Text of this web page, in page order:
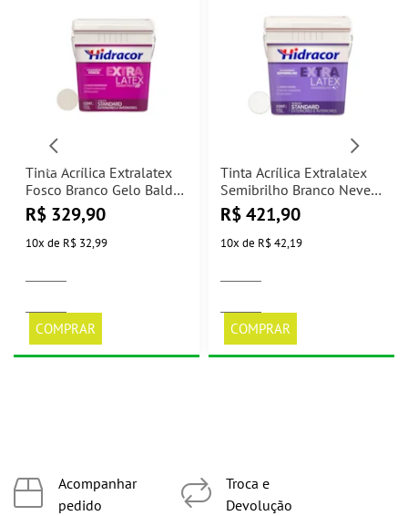
Tinta Acrílica Extralatex
Fosco Branco Gelo Balde
15 Litros Hidracor
R$ 329,90
10x de R$ 32,99
COMPRAR
Tinta Acrílica Extralatex
Semibrilho Branco Neve
Balde 15L Hidracor
R$ 421,90
10x de R$ 42,19
COMPRAR
Acompanhar
pedido
Troca e
Devolução